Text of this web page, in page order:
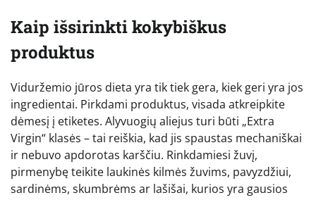
Kaip išsirinkti kokybiškus
produktus
Viduržemio jūros dieta yra tik tiek gera, kiek geri yra jos
ingredientai. Pirkdami produktus, visada atkreipkite
dėmesį į etiketes. Alyvuogių aliejus turi būti „Extra
Virgin“ klasės – tai reiškia, kad jis spaustas mechaniškai
ir nebuvo apdorotas karščiu. Rinkdamiesi žuvį,
pirmenybę teikite laukinės kilmės žuvims, pavyzdžiui,
sardinėms, skumbrėms ar lašišai, kurios yra gausios